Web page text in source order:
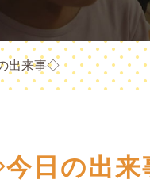
出来事◇
日の出